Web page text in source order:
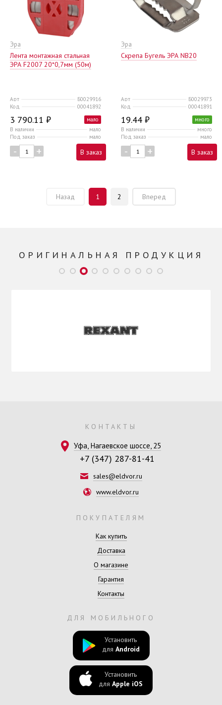
Эра
Лента монтажная стальная
ЭРА F2007 20*0,7мм (50м)
Арт
Б0029916
Код
00041892
3 790.11 ₽
мало
В наличии
мало
Под заказ
мало
- + В заказ
Эра
Скрепа Бугель ЭРА NB20
Арт
Б0029973
Код
00041891
19.44 ₽
много
В наличии
много
Под заказ
мало
- + В заказ
Назад 1 2 Вперед
ОРИГИНАЛЬНАЯ ПРОДУКЦИЯ
КОНТАКТЫ
Уфа, Нагаевское шоссе, 25
+7 (347) 287-81-41
sales@eldvor.ru
www.eldvor.ru
ПОКУПАТЕЛЯМ
Как купить
Доставка
О магазине
Гарантия
Контакты
ДЛЯ МОБИЛЬНОГО
Установить
для Android
Установить
для Apple iOS